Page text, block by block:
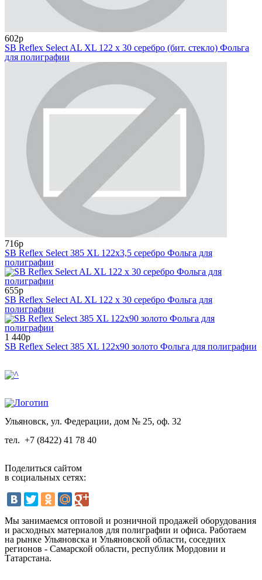
602р
SB Reflex Select AL XL 122 х 30 серебро (бит. стекло) Фольга
для полиграфии
716р
SB Reflex Select 385 XL 122x3,5 серебро Фольга для
полиграфии
655р
SB Reflex Select AL XL 122 х 30 серебро Фольга для
полиграфии
1 440р
SB Reflex Select 385 XL 122x90 золото Фольга для полиграфии
Ульяновск, ул. Федерации, дом № 25, оф. 32
тел. +7 (8422) 41 78 40
Поделиться сайтом
в социальных сетях:
Мы занимаемся оптовой и розничной продажей оборудования
и расходных материалов для полиграфии и офиса. Работаем
на рынке Ульяновска и Ульяновской области, соседних
регионов - Самарской области, республик Мордовии и
Татарстана.